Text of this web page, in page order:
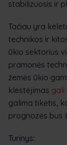
stabilizuosis ir
Tačiau yra
technikos ir
ūkio sektorius
pramonės
žemės ūkio
klestėjimas gali
galima tikėtis,
prognozės bus
Turinys: